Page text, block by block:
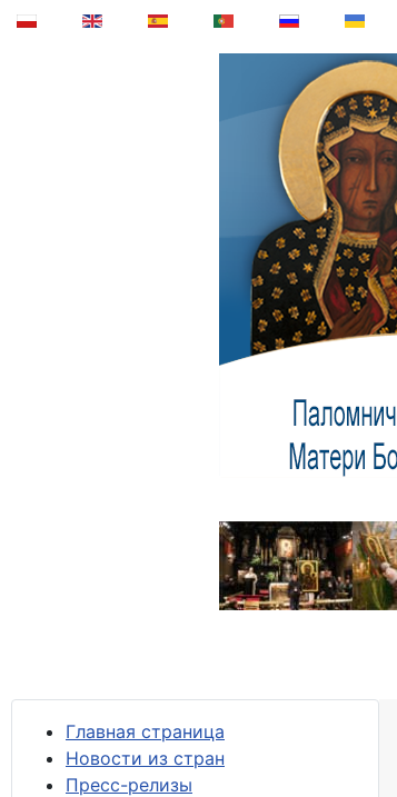
Главная страница
Новости из стран
Пресс-релизы